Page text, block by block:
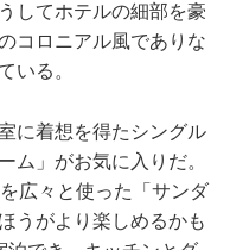
してホテルの細部を豪
コロニアル風でありな
いる。
に着想を得たシングル
ム」がお気に入りだ。
広々と使った「サンダ
うがより楽しめるかも